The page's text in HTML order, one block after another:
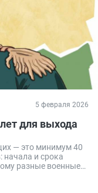
5 февраля 2026
для выхода
— это минимум 40
начала и срока
разные военные
в 2025 году,